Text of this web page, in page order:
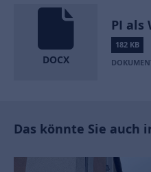
DOCX
PI als
182 KB
Das könnte Sie auch